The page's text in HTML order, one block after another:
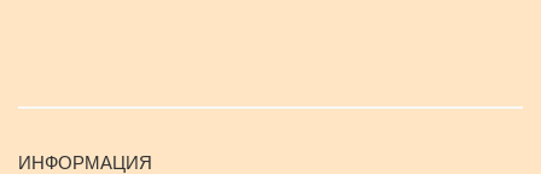
ИНФОРМАЦИЯ